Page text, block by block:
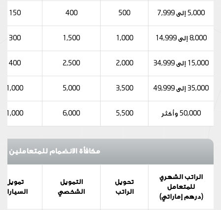
5,000 إلى 7,999 500
400
150
8,000 إلى 14,999 1,000
1,500
300
15,000 إلى 34,999 2,000
2,500
400
35,000 إلى 49,999 3,500
5,000
1,000
50,000 وأكثر 5,500
6,000
1,000
مكافأة الانضمام للمتعاملين
الراتب الشهري
للمتعامل
(درهم إماراتي)
تحويل
الراتب
التمويل
الشخصي
تمويل
السيارات